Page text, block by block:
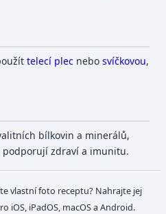
telecí plec nebosvíčkovou,
bílkovin a minerálů,
podporují zdraví a imunitu.
vlastní foto receptu? Nahrajte jej
iOS, iPadOS, macOS a Android.